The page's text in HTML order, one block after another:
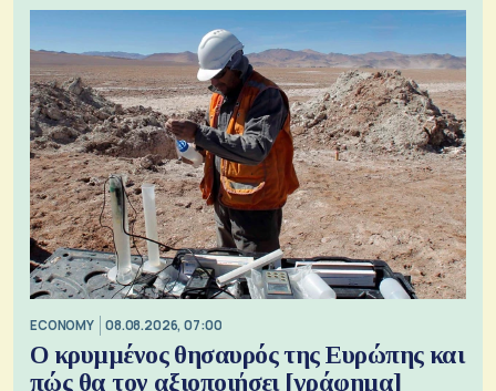
ECONOMY 08.08.2026, 07:00
Ο κρυμμένος θησαυρός της Ευρώπης και
πώς θα τον αξιοποιήσει [γράφημα]